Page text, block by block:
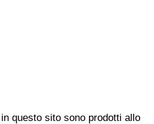
questo sito sono prodotti allo